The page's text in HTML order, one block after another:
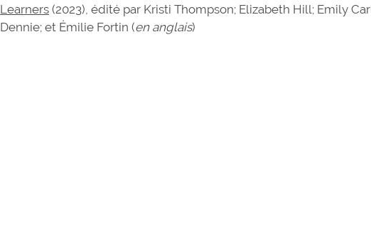
Learners (2023), édité par Kristi Thompson; Elizabeth Hill; Emily
Dennie; et Émilie Fortin (en anglais)